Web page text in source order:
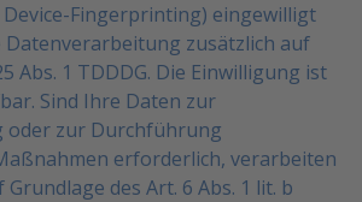
Device-Fingerprinting) eingewilligt
zusätzlich auf
Abs. 1 TDDDG. Die Einwilligung ist
Sind Ihre Daten zur
zur Durchführung
erforderlich, verarbeiten
Grundlage des Art. 6 Abs. 1 lit. b